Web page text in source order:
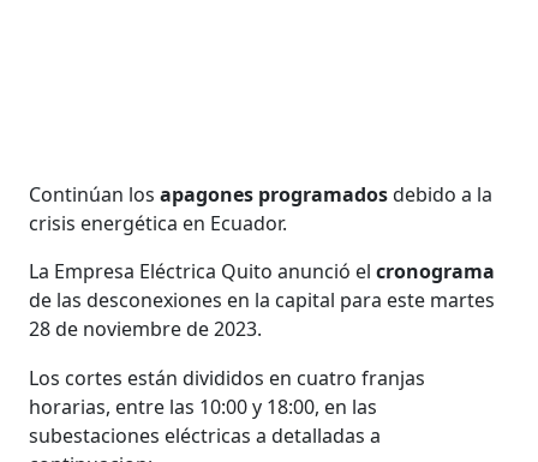
Continúan losapagones programadosdebido a la
crisis energética en Ecuador.
La Empresa Eléctrica Quito anunció elcronograma
de las desconexiones en la capital para este martes
28 de noviembre de 2023.
Los cortes están divididos en cuatro franjas
horarias, entre las 10:00 y 18:00, en las
subestaciones eléctricas a detalladas a